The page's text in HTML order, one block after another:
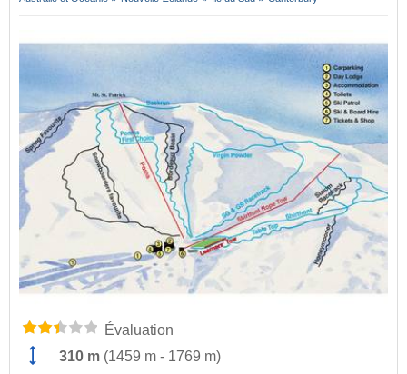
Évaluation
310 m (1459 m - 1769 m)